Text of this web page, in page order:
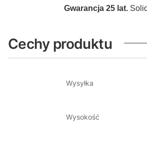
Gwarancja 25 lat.
Cechy produktu
Wysyłka
Wysokość